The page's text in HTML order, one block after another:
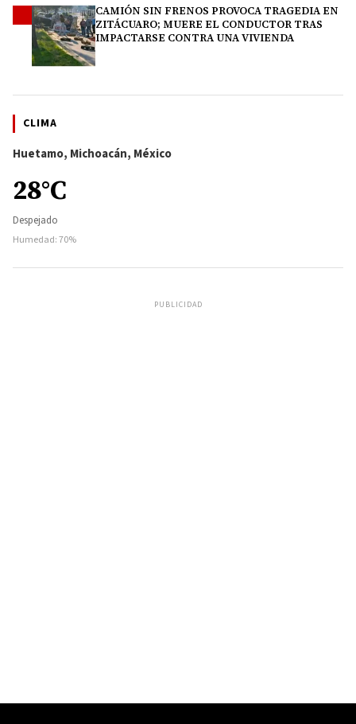
CAMIÓN SIN FRENOS PROVOCA TRAGEDIA EN
ZITÁCUARO; MUERE EL CONDUCTOR TRAS
IMPACTARSE CONTRA UNA VIVIENDA
CLIMA
Huetamo, Michoacán, México
28°C
Despejado
Humedad: 70%
PUBLICIDAD